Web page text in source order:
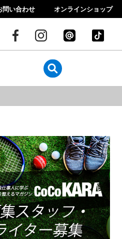
問い合わせ オンラインショップ